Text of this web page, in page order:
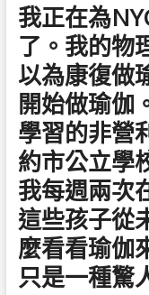
我正在為
了。我的物
以為康復做
開始做瑜伽
學習的非營
約市公立學
我每週兩次
這些孩子從
麼看看瑜伽
只是一種驚